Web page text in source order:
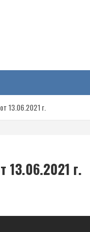
на
13.06.2021 г.
13.06.2021 г.